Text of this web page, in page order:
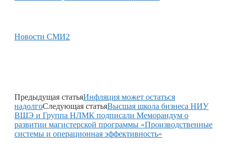
Новости СМИ2
Предыдущая статьяИнфляция может остаться
надолгоСледующая статьяВысшая школа бизнеса НИУ
ВШЭ и Группа НЛМК подписали Меморандум о
развитии магистерской программы «Производственные
системы и операционная эффективность»